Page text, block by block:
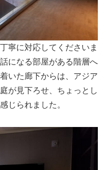
寧に対応してくださいま
になる部屋がある階層へ
いた廊下からは、アジア
が見下ろせ、ちょっとし
じられました。